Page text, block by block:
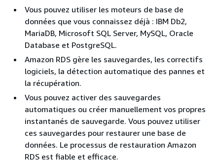
Vous pouvez utiliser les moteurs de base de
données que vous connaissez déjà : IBM Db2,
MariaDB, Microsoft SQL Server, MySQL, Oracle
Database et PostgreSQL.
Amazon RDS gère les sauvegardes, les correctifs
logiciels, la détection automatique des pannes et
la récupération.
Vous pouvez activer des sauvegardes
automatiques ou créer manuellement vos propres
instantanés de sauvegarde. Vous pouvez utiliser
ces sauvegardes pour restaurer une base de
données. Le processus de restauration Amazon
RDS est fiable et efficace.